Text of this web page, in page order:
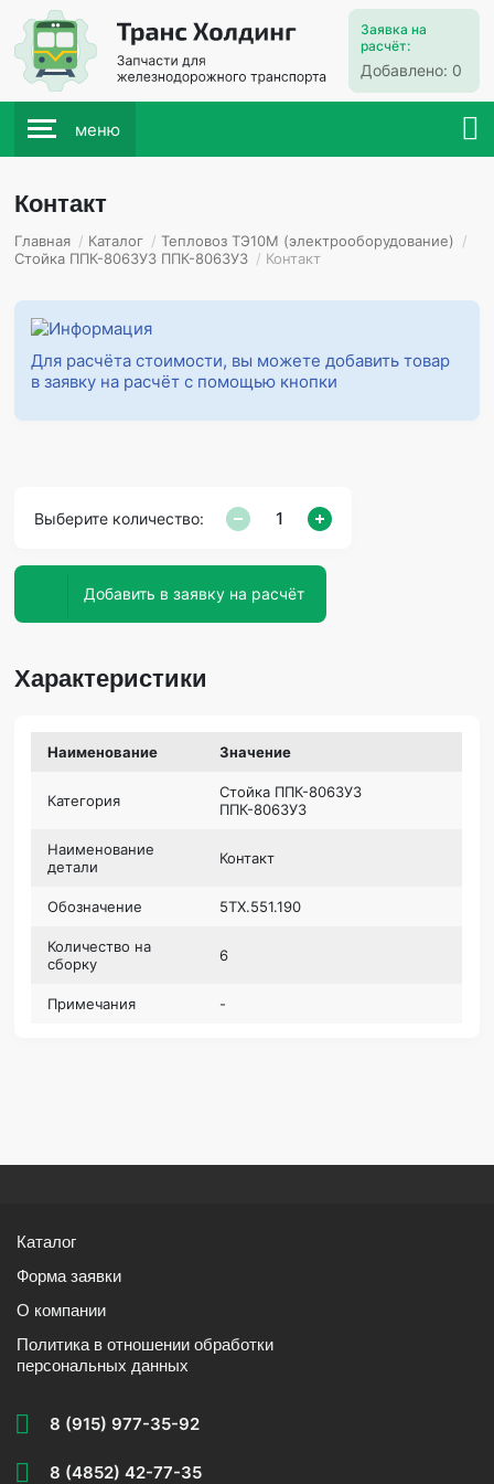
Заявка на
расчёт:
Добавлено: 0
меню
Контакт
Главная / Каталог / Тепловоз ТЭ10М (электрооборудование) /
Стойка ППК-8063У3 ППК-8063У3 / Контакт
Для расчёта стоимости, вы можете добавить товар
в заявку на расчёт с помощью кнопки
Выберите количество:
Добавить в заявку на расчёт
Характеристики
Наименование Значение
Категория
Стойка ППК-8063У3
ППК-8063У3
Наименование
детали
Контакт
Обозначение 5ТХ.551.190
Количество на
сборку
6
Примечания -
Каталог
Форма заявки
О компании
Политика в отношении обработки
персональных данных
8 (915) 977-35-92
8 (4852) 42-77-35